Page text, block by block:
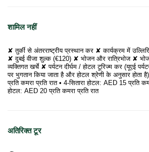
शामिल नहीं
✘ तुर्की से अंतरराष्ट्रीय प्रस्थान कर ✘ कार्यक्रम में
✘ दुबई वीजा शुल्क (€120) ✘ भोजन और रात्रिभोज ✘
व्यक्तिगत खर्चे ✘ पर्यटन दीर्घम / होटल टूरिज्म कर (यूएई
पर भुगतान किया जाता है और होटल श्रेणी के अनुसार होता
प्रति कमरा प्रति रात • 4-सितारा होटल: AED 15 प्रति
होटल: AED 20 प्रति कमरा प्रति रात
अतिरिक्त टूर